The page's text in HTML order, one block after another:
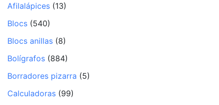
Afilalápices (13)
Blocs (540)
Blocs anillas (8)
Bolígrafos (884)
Borradores pizarra (5)
Calculadoras (99)